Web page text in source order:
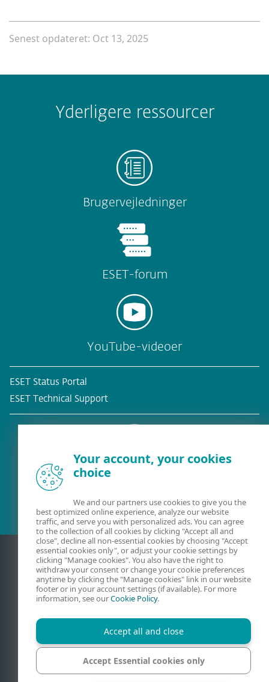
Senest opdateret: Oct 13, 2025
Yderligere ressourcer
Brugervejledninger
ESET-forum
YouTube-videoer
ESET Status Portal
ESET Technical Support
Eksisterende kunde?
Juridiske oplysninger
Rapportér sårbarheder
Your account, your cookies
choice
We and our partners use cookies to give you the
best optimized online experience, analyze our website
traffic, and serve you with personalized ads. You can agree
to the collection of all cookies by clicking "Accept all and
close", decline all non-essential cookies by choosing "Accept
essential cookies only", or adjust your cookie settings by
clicking "Manage cookies". You also have the right to
withdraw your consent or change your cookie preferences
anytime by clicking the "Manage cookies" link in our website
footer or in your account settings (if available). For more
information, see ourCookie Policy.
Accept all and close
Accept Essential cookies only